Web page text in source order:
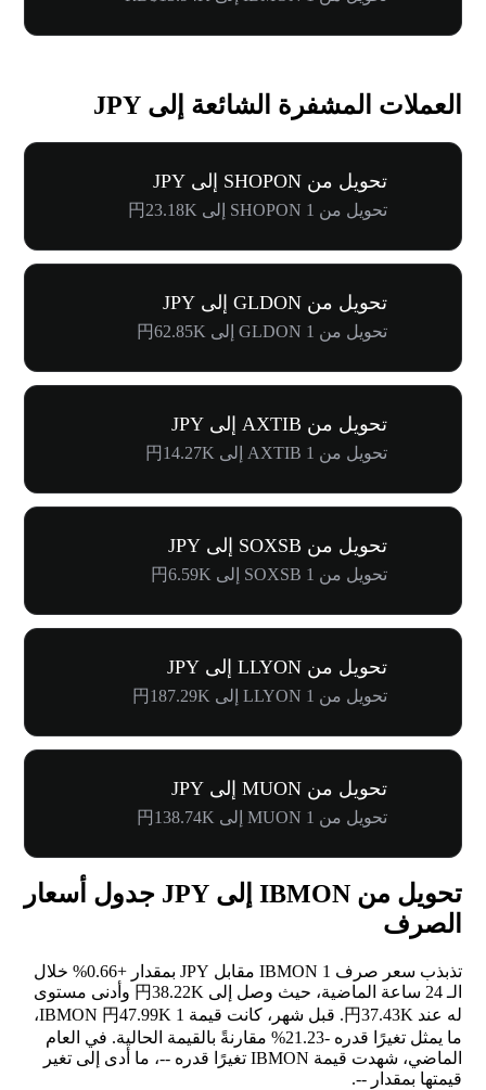
العملات المشفرة الشائعة إلى JPY
تحويل من SHOPON إلى JPY
تحويل من 1 SHOPON إلى 円23.18K
تحويل من GLDON إلى JPY
تحويل من 1 GLDON إلى 円62.85K
تحويل من AXTIB إلى JPY
تحويل من 1 AXTIB إلى 円14.27K
تحويل من SOXSB إلى JPY
تحويل من 1 SOXSB إلى 円6.59K
تحويل من LLYON إلى JPY
تحويل من 1 LLYON إلى 円187.29K
تحويل من MUON إلى JPY
تحويل من 1 MUON إلى 円138.74K
تحويل من IBMON إلى JPY جدول أسعار
الصرف
تذبذب سعر صرف 1 IBMON مقابل JPY بمقدار +0.66%
خلال
الـ 24 ساعة الماضية، حيث وصل إلى 円38.22K وأدنى مستوى
له عند 円37.43K. قبل شهر، كانت قيمة 1 IBMON 円47.99K،
ما يمثل تغيرًا قدره -21.23%
مقارنةً بالقيمة الحالية. في العام
الماضي، شهدت قيمة IBMON تغيرًا قدره
--، ما أدى إلى تغير
قيمتها بمقدار --
.